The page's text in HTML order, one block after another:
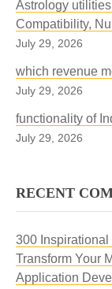
Astrology
Compatibility,
July 29, 2026
which revenue
July 29, 2026
functionality of
July 29, 2026
RECENT
300 Inspirational
Transform Your
Application